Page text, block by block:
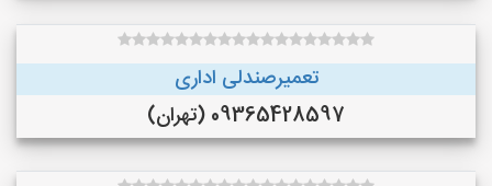
تعمیرصندلی اداری
09365428597 (تهران)